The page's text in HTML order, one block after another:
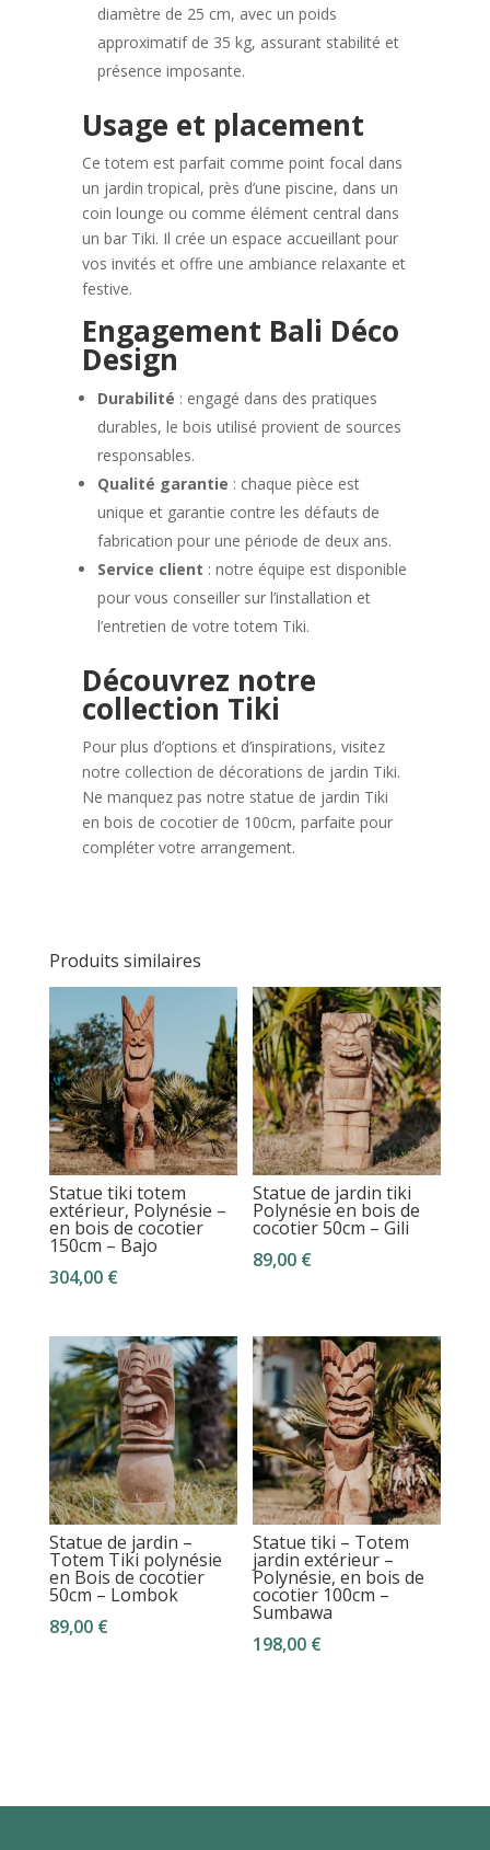
diamètre de 25 cm, avec un poids
approximatif de 35 kg, assurant stabilité et
présence imposante.
Usage et placement
Ce totem est parfait comme point focal dans
un jardin tropical, près d’une piscine, dans un
coin lounge ou comme élément central dans
un bar Tiki. Il crée un espace accueillant pour
vos invités et offre une ambiance relaxante et
festive.
Engagement Bali Déco
Design
Durabilité : engagé dans des pratiques
durables, le bois utilisé provient de sources
responsables.
Qualité garantie : chaque pièce est
unique et garantie contre les défauts de
fabrication pour une période de deux ans.
Service client : notre équipe est disponible
pour vous conseiller sur l’installation et
l’entretien de votre totem Tiki.
Découvrez notre
collection Tiki
Pour plus d’options et d’inspirations, visitez
notre collection de décorations de jardin Tiki.
Ne manquez pas notre statue de jardin Tiki
en bois de cocotier de 100cm, parfaite pour
compléter votre arrangement.
Produits similaires
Statue tiki totem
extérieur, Polynésie –
en bois de cocotier
150cm – Bajo
304,00 €
Statue de jardin tiki
Polynésie en bois de
cocotier 50cm – Gili
89,00 €
Statue de jardin –
Totem Tiki polynésie
en Bois de cocotier
50cm – Lombok
89,00 €
Statue tiki – Totem
jardin extérieur –
Polynésie, en bois de
cocotier 100cm –
Sumbawa
198,00 €